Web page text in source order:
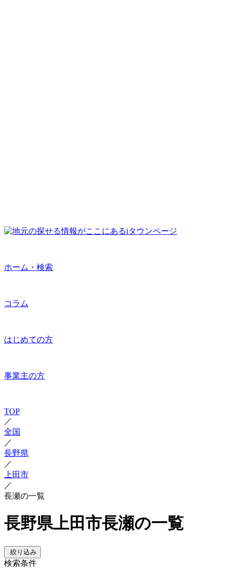
ホーム・検索
コラム
はじめての方
事業主の方
TOP
／
全国
／
長野県
／
上田市
／
長瀬の一覧
長野県上田市長瀬の一覧
絞り込み
検索条件